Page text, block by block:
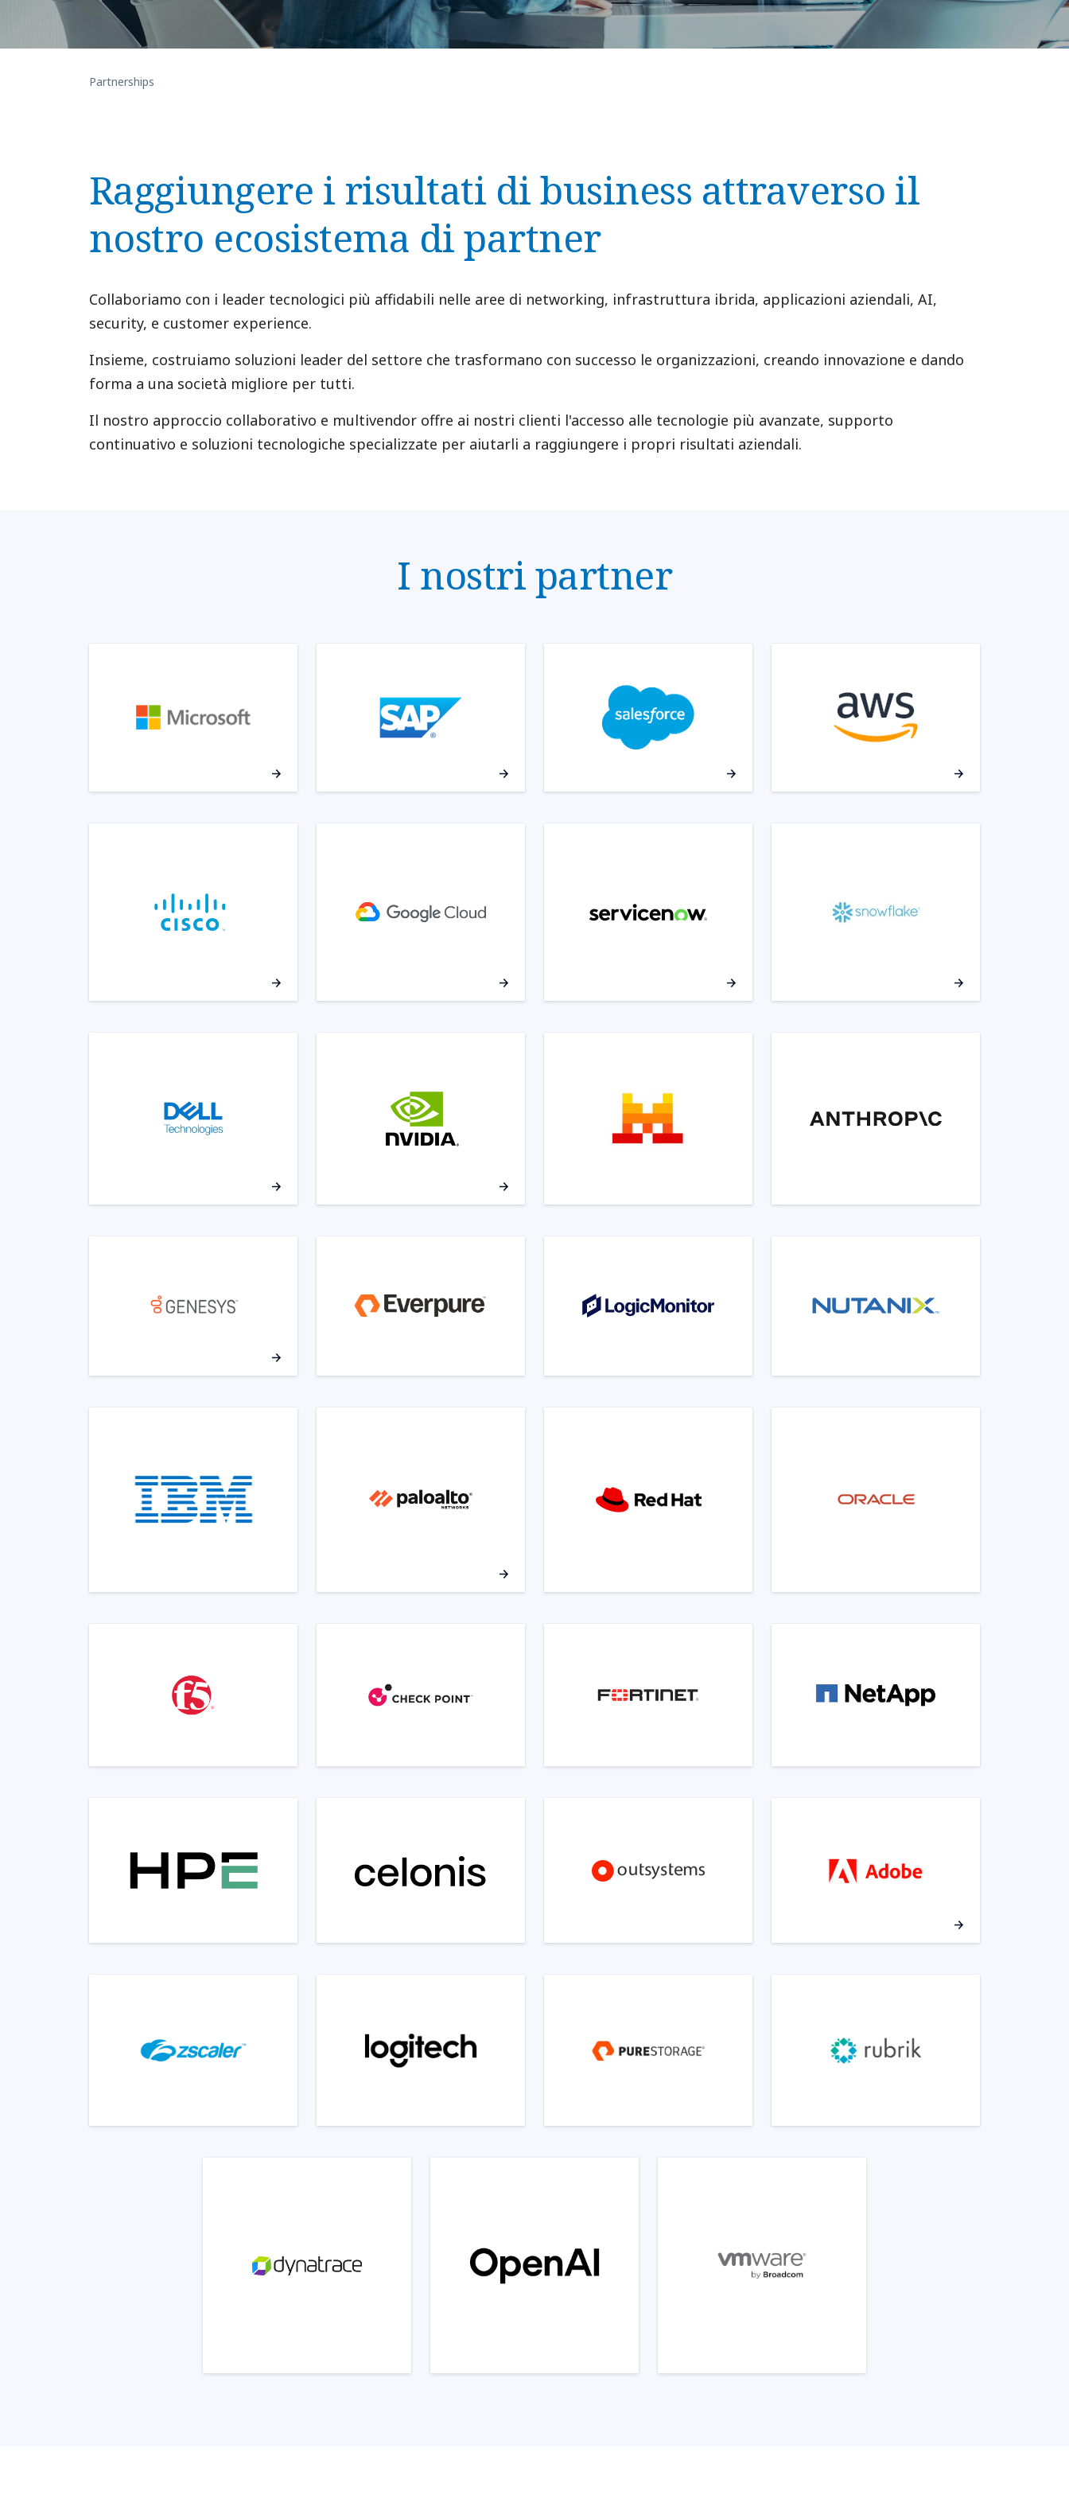
Partnerships
Raggiungere i risultati di business attraverso il
nostro ecosistema di partner
Collaboriamo con i leader tecnologici più affidabili nelle aree di networking, infrastruttura ibrida, applicazioni aziendali, AI,
security, e customer experience.
Insieme, costruiamo soluzioni leader del settore che trasformano con successo le organizzazioni, creando innovazione e dando
forma a una società migliore per tutti.
Il nostro approccio collaborativo e multivendor offre ai nostri clienti l'accesso alle tecnologie più avanzate, supporto
continuativo e soluzioni tecnologiche specializzate per aiutarli a raggiungere i propri risultati aziendali.
I nostri partner